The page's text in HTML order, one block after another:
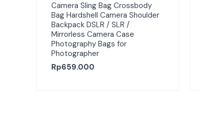
Camera Sling Bag Crossbody
Bag Hardshell Camera Shoulder
Backpack DSLR / SLR /
Mirrorless Camera Case
Photography Bags for
Photographer
Rp659.000